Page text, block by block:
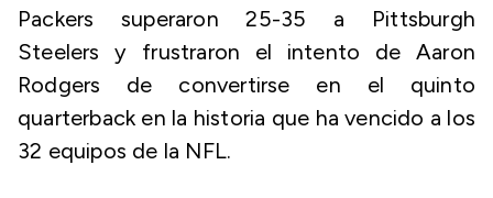
Packers superaron 25-35 a Pittsburgh
Steelers y frustraron el intento de Aaron
Rodgers de convertirse en el quinto
quarterback en la historia que ha vencido a los
32 equipos de la NFL.